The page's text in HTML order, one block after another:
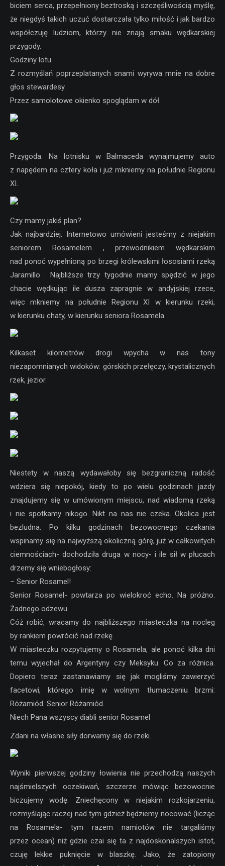
biciem serca, przepełniony beztroską i szczęśliwością myślę,
że niegdyś takich uczuć dostarczała tylko miłość i jak bardzo
współczuję ludziom, którzy nie znają smaku wędkarskiej
przygody.
Godziny lotu.
Z rozmyślań poprzeplatanych snami wyrywa mnie na dobre
głos stewardesy.
Przez samolotowe okienko spoglądam w dół.
Przygoda. Na lotnisku w Balmaceda wynajmujemy auto
z napędem na cztery koła i już mkniemy na południe Regionu
XI.
Czy mamy jakiś plan?
Jak najbardziej. Internetowo umówieni jesteśmy z niejakim
seniorem Rosamelem , przewodnikiem wędkarskim
nad ponoć wypełnioną po brzegi królewskimi łososiami rzeką
Jaramillo . Najbliższe trzy tygodnie mamy spędzić w jego
chacie wędkując ile dusza zapragnie w andyjskiej rzece,
więc mkniemy na południe Regionu XI w kierunku rzeki,
w kierunku chaty, w kierunku seniora Rosamela.
Kilkaset kilometrów drogi wpycha w nas tony
niezapomnianych widoków: górskich przełęczy, krystalicznych
rzek, jezior.
Niestety w naszą wydawałoby się bezgraniczną radość
wdziera się niepokój, kiedy to po wielu godzinach jazdy
znajdujemy się w umówionym miejscu, nad wiadomą rzeką
i nie spotkamy nikogo. Nikt na nas nie czeka. Okolica jest
bezludna. Po kilku godzinach bezowocnego czekania
wspinamy się na najwyższą okoliczną górę, już w całkowitych
ciemnościach- dochodziła druga w nocy- i ile sił w płucach
drzemy się wniebogłosy:
– Senior Rosamel!
Senior Rosamel- powtarza po wielokroć echo. Na próżno.
Żadnego odzewu.
Cóż robić, wracamy do najbliższego miasteczka na nocleg
by rankiem powrócić nad rzekę.
W miasteczku rozpytujemy o Rosamela, ale ponoć kilka dni
temu wyjechał do Argentyny czy Meksyku. Co za różnica.
Dopiero teraz zastanawiamy się jak mogliśmy zawierzyć
facetowi, którego imię w wolnym tłumaczeniu brzmi:
Różamiód. Senior Różamiód.
Niech Pana wszyscy diabli senior Rosamel
Zdani na własne siły dorwamy się do rzeki.
Wyniki pierwszej godziny łowienia nie przechodzą naszych
najśmielszych oczekiwań, szczerze mówiąc bezowocnie
biczujemy wodę. Zniechęcony w niejakim rozkojarzeniu,
rozmyślając raczej nad tym gdzież będziemy nocować (licząc
na Rosamela- tym razem namiotów nie targaliśmy
przez ocean) niż gdzie czai się ta z najdoskonalszych istot,
czuję lekkie puknięcie w blaszkę. Jako, że zatopiony